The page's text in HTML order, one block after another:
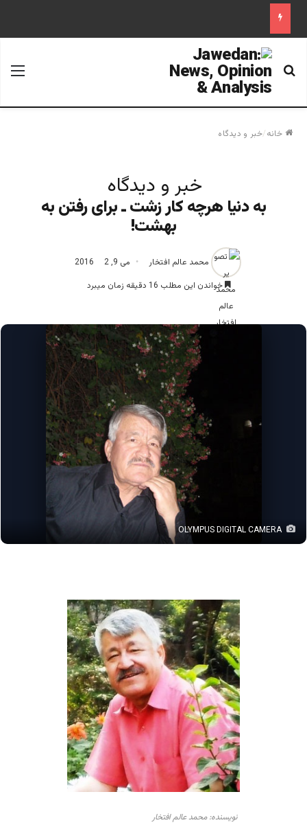
جستجو برای
خانه/خبر و دیدگاه
خبر و دیدگاه
به دنیا هرچه کار زشت ـ برای رفتن به
بهشت!
محمد عالم افتخار می 9, 2016
2
خواندن این مطلب 16 دقیقه زمان میبرد
OLYMPUS DIGITAL CAMERA
نویسنده: محمد عالم افتخار